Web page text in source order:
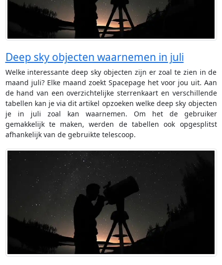
Deep sky objecten waarnemen in juli
Welke interessante deep sky objecten zijn er zoal te zien in de
maand juli? Elke maand zoekt Spacepage het voor jou uit. Aan
de hand van een overzichtelijke sterrenkaart en verschillende
tabellen kan je via dit artikel opzoeken welke deep sky objecten
je in juli zoal kan waarnemen. Om het de gebruiker
gemakkelijk te maken, werden de tabellen ook opgesplitst
afhankelijk van de gebruikte telescoop.